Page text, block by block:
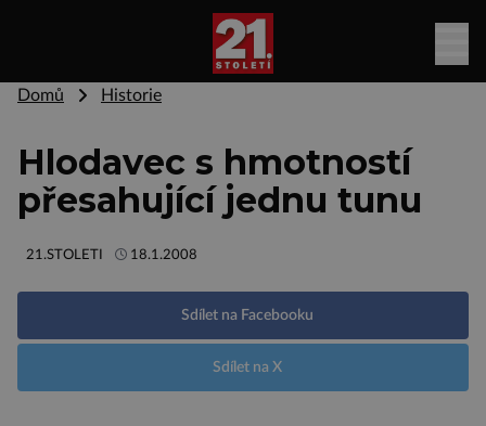
Domů Historie
Hlodavec s hmotností
přesahující jednu tunu
21.STOLETI 18.1.2008
Sdílet na Facebooku
Sdílet na X